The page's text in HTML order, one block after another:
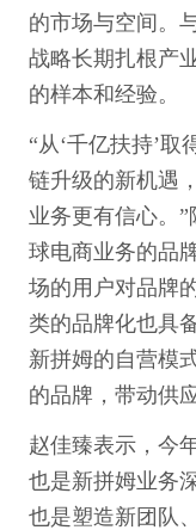
的市场与空间。
战略长期扎根产
的样本和经验。
“从‘千亿扶持’
链升级的新机遇
业务更有信心。
球电商业务的品
场的用户对品牌
类的品牌化也具
新拼姆的自营模
的品牌，带动供
赵佳臻表示，今
也是新拼姆业务
也是塑造新团队